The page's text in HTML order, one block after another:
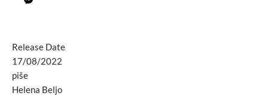
Release Date
17/08/2022
piše
Helena Beljo